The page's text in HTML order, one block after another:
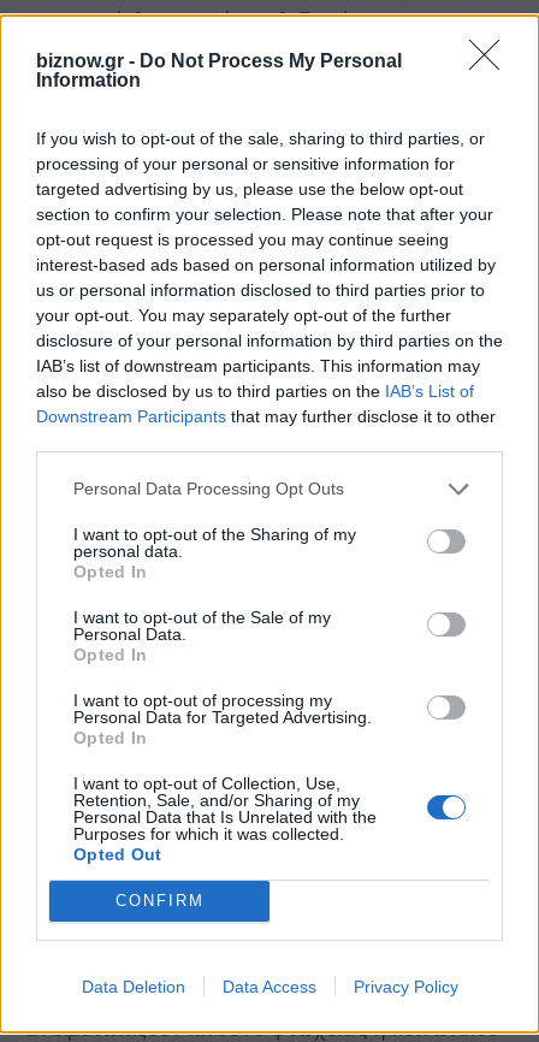
biznow.gr - Do Not Process My Personal
Information
If you wish to opt-out of the sale, sharing to third parties, or
processing of your personal or sensitive information for
targeted advertising by us, please use the below opt-out
section to confirm your selection. Please note that after your
opt-out request is processed you may continue seeing
interest-based ads based on personal information utilized by
us or personal information disclosed to third parties prior to
your opt-out. You may separately opt-out of the further
disclosure of your personal information by third parties on the
IAB’s list of downstream participants. This information may
also be disclosed by us to third parties on the IAB’s List of
Downstream Participants that may further disclose it to other
Personal Data Processing Opt Outs
I want to opt-out of the Sharing of my
personal data.
Opted In
I want to opt-out of the Sale of my
Personal Data.
Opted In
I want to opt-out of processing my
Personal Data for Targeted Advertising.
Opted In
I want to opt-out of Collection, Use,
Retention, Sale, and/or Sharing of my
Personal Data that Is Unrelated with the
Purposes for which it was collected.
Opted Out
CONFIRM
Data Deletion Data Access Privacy Policy
εργατικού δυναμικού και δεξιοτήτων
εξακολουθούν να αποτελούν εμπόδια για την
αύξηση της παραγωγικότητας, την καινοτομία
2024, η Επιτροπή παρουσίασε σχέδιο δράσης για
την αντιμετώπιση των ελλείψεων εργατικού
δυναμικού και δεξιοτήτων, το οποίο βασιζόταν
σε υφιστάμενες πρωτοβουλίες και προσδιόριζε
νέες δράσεις που πρέπει να υλοποιηθούν από
την ΕΕ, τα κράτη μέλη και τους κοινωνικούς
εταίρους.
Η κοινή έκθεση για την απασχόληση του 2025
διατηρεί την ισχυρή ειδική ανά χώρα εστίαση
στην απασχόληση, στις δεξιότητες και στις
κοινωνικές πτυχές με βάση τις αρχές του
πλαισίου κοινωνικής σύγκλισης, όπως
διακυβέρνησης. Η έκθεση παρακολουθεί επίσης
την πρόοδο προς την επίτευξη των στόχων για
το 2030 που καθορίζονται στο σχέδιο δράσης
για τον ευρωπαϊκό πυλώνα κοινωνικών
την επίτευξη του πρωταρχικού στόχου της για
ποσοστό απασχόλησης 78 % έως το 2030.
Ωστόσο, απαιτείται ακόμα σημαντική πρόοδος
για να διασφαλιστεί συμμετοχή τουλάχιστον
του 60 % όλων των ενηλίκων σε κατάρτιση
εκατομμύρια ο αριθμός των ατόμων που
αντιμετωπίζουν κίνδυνο φτώχειας ή κοινωνικού